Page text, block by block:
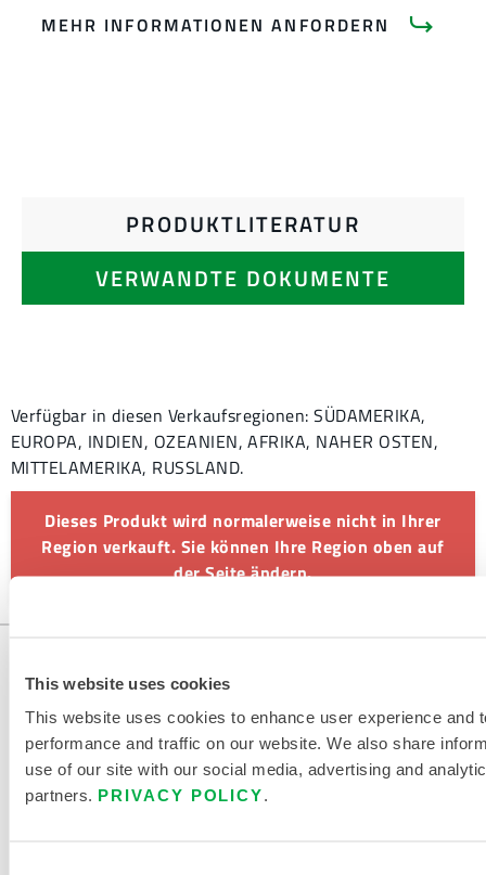
This website uses cookies
This website uses cookies to enhance user experience and
performance and traffic on our website. We also share
use of our site with our social media, advertising and
partners. PRIVACY POLICY.
MEHR INFORMATIONEN ANFORDERN
PRODUKTLITERATUR
VERWANDTE DOKUMENTE
Verfügbar in diesen Verkaufsregionen: SÜDAMERIKA,
EUROPA, INDIEN, OZEANIEN, AFRIKA, NAHER OSTEN,
MITTELAMERIKA, RUSSLAND.
Dieses Produkt wird normalerweise nicht in Ihrer
Region verkauft. Sie können Ihre Region oben auf
der Seite ändern.